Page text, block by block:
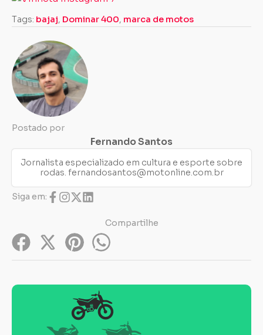
Tags: bajaj, Dominar 400, marca de motos
Postado por
Fernando Santos
Jornalista especializado em cultura e esporte sobre
rodas. fernandosantos@motonline.com.br
Siga em:
Compartilhe